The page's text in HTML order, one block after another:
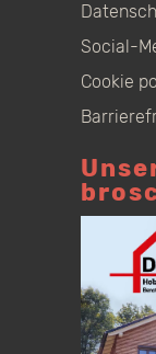
Social-
Cookie